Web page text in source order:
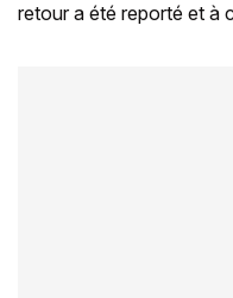
retour a été reporté et à